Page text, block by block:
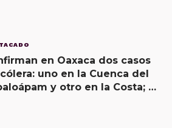
en Oaxaca dos casos
uno en la Cuenca del
y otro en la Costa; el